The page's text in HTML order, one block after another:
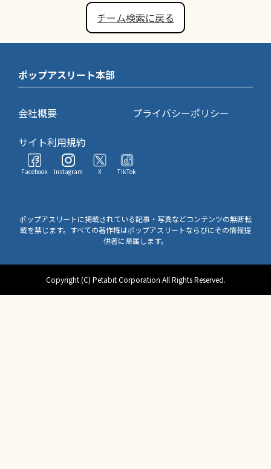
チーム検索に戻る
ポップアスリート本部
会社概要
プライバシーポリシー
サイト利用規約
Facebook Instagram X TikTok
ポップアスリートに掲載されている記事・写真などコンテンツの無断転
載を禁じます。すべての著作権はポップアスリートならびにその情報提
供者に帰属します。
Copyright (C) Petabit Corporation All Rights Reserved.